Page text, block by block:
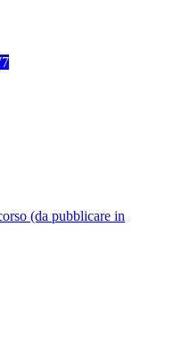
(da pubblicare in